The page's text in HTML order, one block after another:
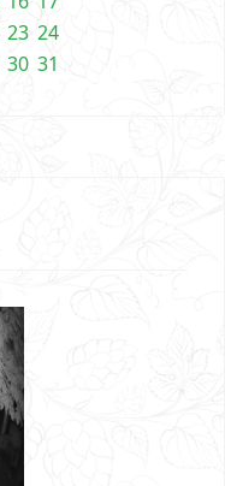
23 24
30 31